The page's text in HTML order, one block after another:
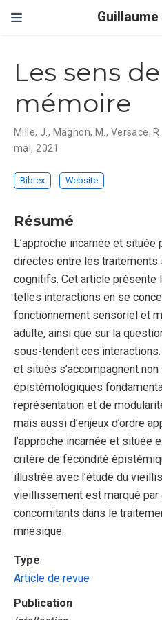
Les sens
mémoire
Mille, J., Magnon, M., Versace, R.
mai, 2021
Bibtex Website
Résumé
L’approche incarnée et
directes entre les
cognitifs. Cet article présente
telles interactions en se
fonctionnement sensoriel et
adulte, ainsi que sur la
sous-tendent ces
et situés s’accompagnent
épistémologiques
représentation et de
mais aussi d’enjeux d’ordre
l’approche incarnée et située
critère de fécondité
illustrée avec l’étude du
vieillissement est marqué par
concomitants dans le
mnésique.
Type
Article de revue
Publication